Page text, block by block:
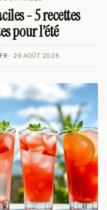
- 5 recettes
pour l’été
· 29 AOÛT 2025